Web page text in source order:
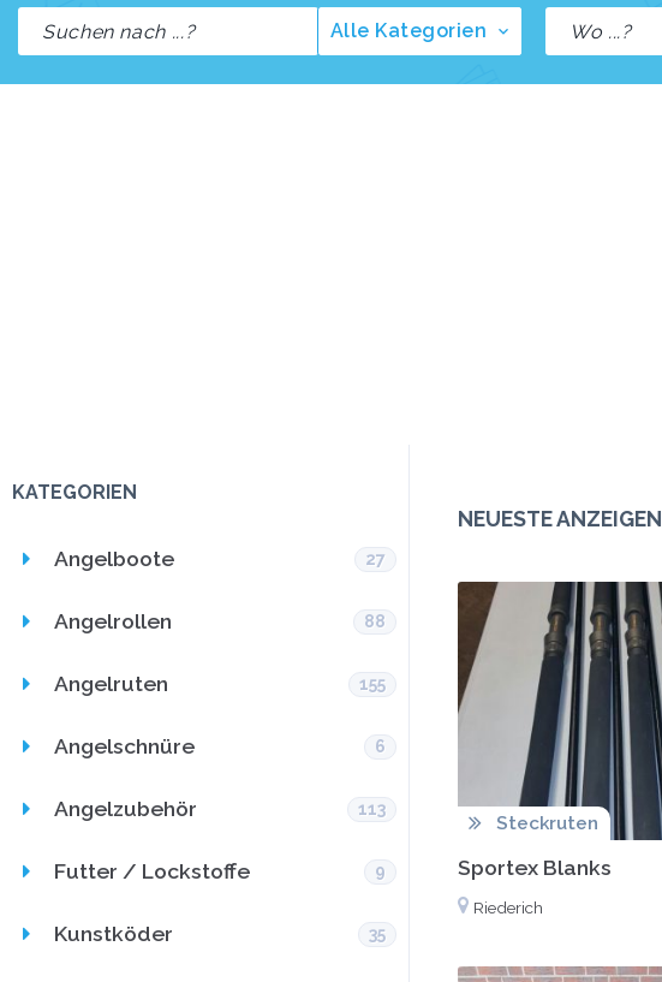
Alle Kategorien
NEUESTE ANZEIGEN
Steckruten
Sportex Blanks
Riederich
KATEGORIEN
Angelboote 27
Angelrollen 88
Angelruten 155
Angelschnüre 6
Angelzubehör 113
Futter / Lockstoffe 9
Kunstköder 35